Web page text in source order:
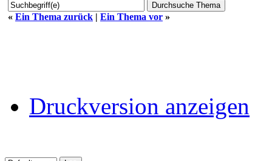
« Ein Thema zurück | Ein Thema vor »
Druckversion anzeigen